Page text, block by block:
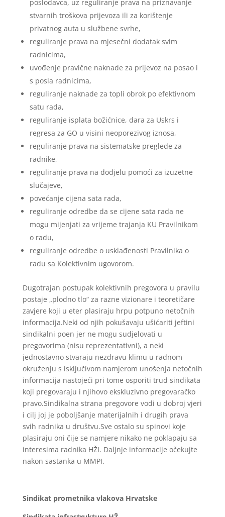
poslodavca, uz reguliranje prava na priznavanje
stvarnih troškova prijevoza ili za korištenje
privatnog auta u službene svrhe,
reguliranje prava na mjesečni dodatak svim
radnicima,
uvođenje pravične naknade za prijevoz na posao i
s posla radnicima,
reguliranje naknade za topli obrok po efektivnom
satu rada,
reguliranje isplata božićnice, dara za Uskrs i
regresa za GO u visini neoporezivog iznosa,
reguliranje prava na sistematske preglede za
radnike,
reguliranje prava na dodjelu pomoći za izuzetne
slučajeve,
povećanje cijena sata rada,
reguliranje odredbe da se cijene sata rada ne
mogu mijenjati za vrijeme trajanja KU Pravilnikom
o radu,
reguliranje odredbe o usklađenosti Pravilnika o
radu sa Kolektivnim ugovorom.
Dugotrajan postupak kolektivnih pregovora u pravilu
postaje „plodno tlo“ za razne vizionare i teoretičare
zavjere koji u eter plasiraju hrpu potpuno netočnih
informacija.Neki od njih pokušavaju ušićariti jeftini
sindikalni poen jer ne mogu sudjelovati u
pregovorima (nisu reprezentativni), a neki
jednostavno stvaraju nezdravu klimu u radnom
okruženju s isključivom namjerom unošenja netočnih
informacija nastojeći pri tome osporiti trud sindikata
koji pregovaraju i njihovo ekskluzivno pregovaračko
pravo.Sindikalna strana pregovore vodi u dobroj vjeri
i cilj joj je poboljšanje materijalnih i drugih prava
svih radnika u društvu.Sve ostalo su spinovi koje
plasiraju oni čije se namjere nikako ne poklapaju sa
interesima radnika HŽI. Daljnje informacije očekujte
nakon sastanka u MMPI.
Sindikat prometnika vlakova Hrvatske